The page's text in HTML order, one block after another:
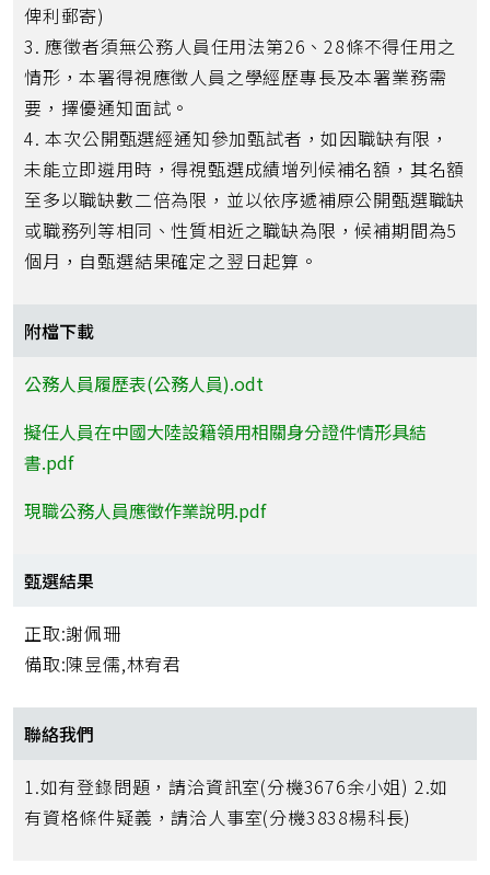
俾利郵寄)
3. 應徵者須無公務人員任用法第26、28條不得任用之
情形，本署得視應徵人員之學經歷專長及本署業務需
要，擇優通知面試。
4. 本次公開甄選經通知參加甄試者，如因職缺有限，
未能立即遴用時，得視甄選成績增列候補名額，其名額
至多以職缺數二倍為限，並以依序遞補原公開甄選職缺
或職務列等相同、性質相近之職缺為限，候補期間為5
個月，自甄選結果確定之翌日起算。
附檔下載
公務人員履歷表(公務人員).odt
擬任人員在中國大陸設籍領用相關身分證件情形具結
書.pdf
現職公務人員應徵作業說明.pdf
甄選結果
正取:謝佩珊
備取:陳昱儒,林宥君
聯絡我們
1.如有登錄問題，請洽資訊室(分機3676余小姐) 2.如
有資格條件疑義，請洽人事室(分機3838楊科長)